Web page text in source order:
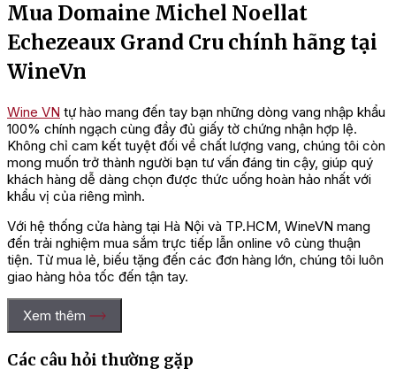
Mua Domaine Michel Noellat
Echezeaux Grand Cru chính hãng tại
WineVn
Wine VN tự hào mang đến tay bạn những dòng vang nhập khẩu
100% chính ngạch cùng đầy đủ giấy tờ chứng nhận hợp lệ.
Không chỉ cam kết tuyệt đối về chất lượng vang, chúng tôi còn
mong muốn trở thành người bạn tư vấn đáng tin cậy, giúp quý
khách hàng dễ dàng chọn được thức uống hoàn hảo nhất với
khẩu vị của riêng mình.
Với hệ thống cửa hàng tại Hà Nội và TP.HCM, WineVN mang
đến trải nghiệm mua sắm trực tiếp lẫn online vô cùng thuận
tiện. Từ mua lẻ, biếu tặng đến các đơn hàng lớn, chúng tôi luôn
giao hàng hỏa tốc đến tận tay.
Xem thêm
Các câu hỏi thường gặp